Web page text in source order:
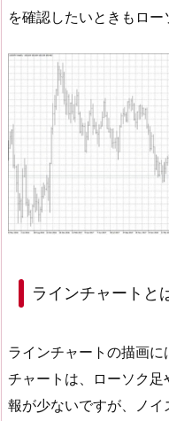
を確認したいときもロー
ラインチャートと
ラインチャートの描画
チャートは、ローソク
報が少ないですが、ノ